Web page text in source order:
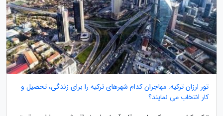
تور ارزان ترکیه: مهاجران کدام شهرهای ترکیه را برای زندگی، تحصیل و
کار انتخاب می نمایند؟